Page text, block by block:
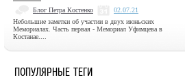
Блог Петра Костенко
02.07.21
Небольшие заметки об участии в двух июньских
Мемориалах. Часть первая - Мемориал Уфимцева в
Костанае....
ПОПУЛЯРНЫЕ ТЕГИ